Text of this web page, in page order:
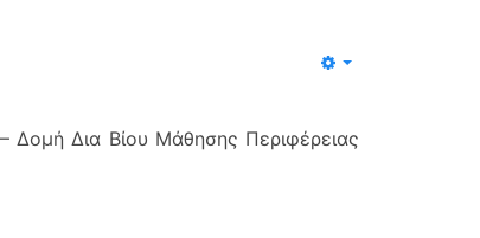
Δομή Δια Βίου Μάθησης Περιφέρειας